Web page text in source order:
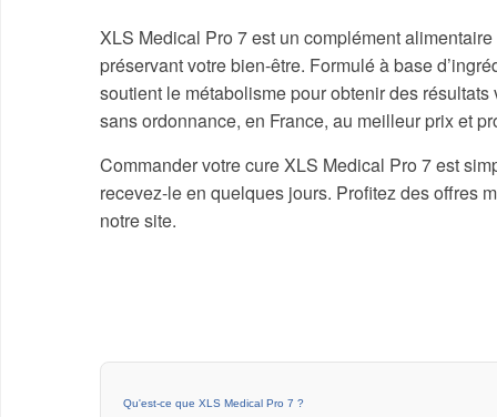
XLS Medical Pro 7 est un complément
préservant votre bien-être. Formulé à base
soutient le métabolisme pour obtenir des
sans ordonnance, en France, au meilleur prix et
Commander votre cure XLS Medical Pro 7 est
recevez-le en quelques jours. Profitez des offres
notre site.
Qu'est-ce que XLS Medical Pro 7 ?